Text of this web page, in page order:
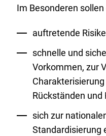
Im Besonderen
auftretende
schnelle und
Vorkommen, zur
Rückständen
sich zur
Standardisierung